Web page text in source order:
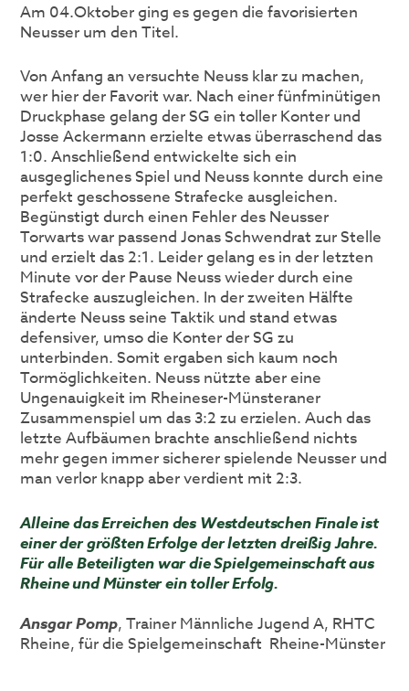
Am 04.Oktober ging es gegen die favorisierten
Neusser um den Titel.
Von Anfang an versuchte Neuss klar zu machen,
wer hier der Favorit war. Nach einer fünfminütigen
Druckphase gelang der SG ein toller Konter und
Josse Ackermann erzielte etwas überraschend das
1:0. Anschließend entwickelte sich ein
ausgeglichenes Spiel und Neuss konnte durch eine
perfekt geschossene Strafecke ausgleichen.
Begünstigt durch einen Fehler des Neusser
Torwarts war passend Jonas Schwendrat zur Stelle
und erzielt das 2:1. Leider gelang es in der letzten
Minute vor der Pause Neuss wieder durch eine
Strafecke auszugleichen. In der zweiten Hälfte
änderte Neuss seine Taktik und stand etwas
defensiver, umso die Konter der SG zu
unterbinden. Somit ergaben sich kaum noch
Tormöglichkeiten. Neuss nützte aber eine
Ungenauigkeit im Rheineser-Münsteraner
Zusammenspiel um das 3:2 zu erzielen. Auch das
letzte Aufbäumen brachte anschließend nichts
mehr gegen immer sicherer spielende Neusser und
man verlor knapp aber verdient mit 2:3.
Alleine das Erreichen des Westdeutschen Finale ist
einer der größten Erfolge der letzten dreißig Jahre.
Für alle Beteiligten war die Spielgemeinschaft aus
Rheine und Münster ein toller Erfolg.
Ansgar Pomp, Trainer Männliche Jugend A, RHTC
Rheine, für die Spielgemeinschaft Rheine-Münster